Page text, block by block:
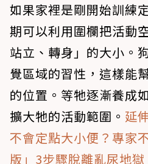
如果家裡是剛開始訓練
期可以利用圍欄把活動
站立、轉身」的大小。
覺區域的習性，這樣能
的位置。等牠逐漸養成
擴大牠的活動範圍。 延
不會定點大小便？專家
版」3步驟脫離亂尿地獄